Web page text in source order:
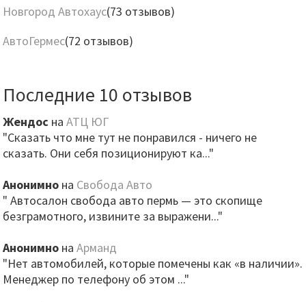
Новгород Автохаус(73 отзывов)
АвтоГермес(72 отзывов)
Последние 10 отзывов
Жендос наАТЦ ЮГ
"Сказать что мне тут не понравился - ничего не
сказать. Они себя позиционируют ка..."
Анонимно на Свобода Авто
" Автосалон свобода авто пермь — это скопище
безграмотного, извините за выражени..."
Анонимно наАрманд
"Нет автомобилей, которые помечены как «в наличии».
Менеджер по телефону об этом ..."